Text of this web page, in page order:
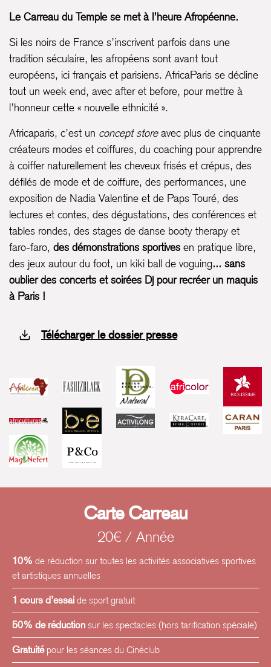
Le Carreau du Temple se met à l’heure Afropéenne.
Si les noirs de France s’inscrivent parfois dans une
tradition séculaire, les afropéens sont avant tout
européens, ici français et parisiens. AfricaParis se décline
tout un week end, avec after et before, pour mettre à
l’honneur cette « nouvelle ethnicité ».
Africaparis, c’est un concept storeavec plus de cinquante
créateurs modes et coiffures, du coaching pour apprendre
à coiffer naturellement les cheveux frisés et crépus, des
défilés de mode et de coiffure, des performances, une
exposition de Nadia Valentine et de Paps Touré, des
lectures et contes, des dégustations, des conférences et
tables rondes, des stages de danse booty therapy et
faro-faro, des démonstrations sportives en pratique libre,
des jeux autour du foot, un kiki ball de voguing... sans
oublier des concerts et soirées Dj pour recréer un maquis
à Paris !
Télécharger le dossier presse
Carte Carreau
20€ / Année
10% de réduction sur toutes les activités associatives sportives
et artistiques annuelles
1 cours d’essai de sport gratuit
50% de réduction sur les spectacles (hors tarification spéciale)
Gratuitépour les séances du Cinéclub